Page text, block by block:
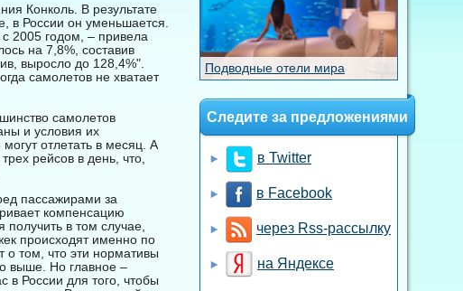
Конколь. В результате
в России он уменьшается.
2005 годом, – привела
на 7,8%, составив
выросло до 128,4%".
самолетов не хватает
самолетов
и условия их
отлетать в месяц. А
рейсов в день, что,
пассажирами за
компенсацию
в том случае,
происходят именно по
о том, что эти нормативы
выше. Но главное –
в России для того, чтобы
Подводные отели мира
Следите за предложениями
в Twitter
в Facebook
через Rss-рассылку
на Яндексе